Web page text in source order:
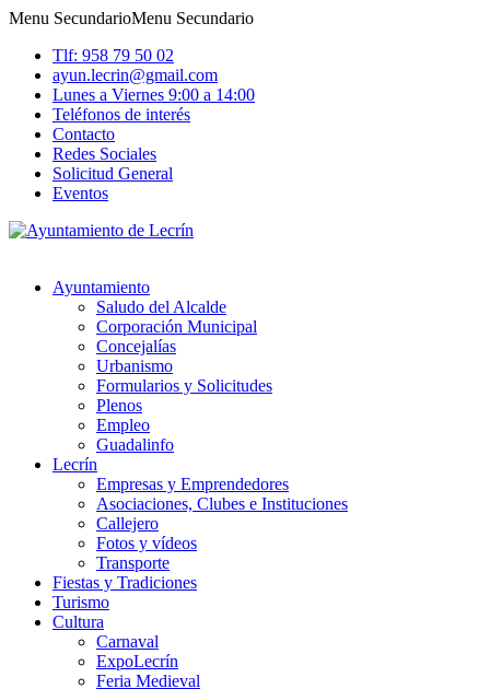
Menu SecundarioMenu Secundario
Tlf: 958 79 50 02
ayun.lecrin@gmail.com
Lunes a Viernes 9:00 a 14:00
Teléfonos de interés
Contacto
Redes Sociales
Solicitud General
Eventos
Ayuntamiento
Saludo del Alcalde
Corporación Municipal
Concejalías
Urbanismo
Formularios y Solicitudes
Plenos
Empleo
Guadalinfo
Lecrín
Empresas y Emprendedores
Asociaciones, Clubes e Instituciones
Callejero
Fotos y vídeos
Transporte
Fiestas y Tradiciones
Turismo
Cultura
Carnaval
ExpoLecrín
Feria Medieval